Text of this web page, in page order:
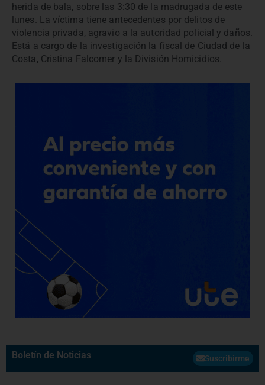
herida de bala, sobre las 3:30 de la madrugada de este
lunes. La víctima tiene antecedentes por delitos de
violencia privada, agravio a la autoridad policial y daños.
Está a cargo de la investigación la fiscal de Ciudad de la
Costa, Cristina Falcomer y la División Homicidios.
Boletín de Noticias Suscribirme